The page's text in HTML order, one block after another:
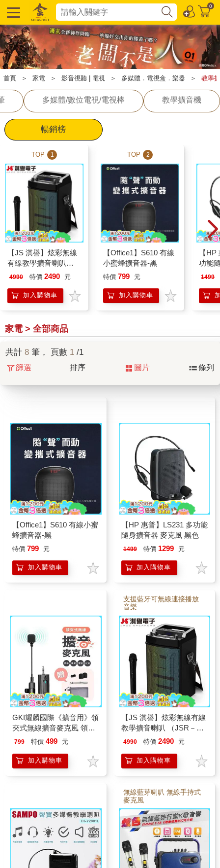
0
首頁 ＞ 家電 ＞ 影音視聽 | 電視 ＞ 多媒體．電視盒．樂器 ＞ 教學
多媒體/數位電視/電視棒 教學擴音機
暢銷榜
TOP 1
【JS 淇譽】炫彩無線
有線教學擴音喇叭
（JSR－10）
4990 特價 2490 元
加入購物車
TOP 2
【Office1】S610 有線
小蜜蜂擴音器-黑
特價 799 元
加入購物車
【
功能
風 黑
1499
家電 > 全部商品
共計 8 筆， 頁數 1 /1
篩選 排序 圖片 條列
【Office1】S610 有線小蜜
蜂擴音器-黑
特價 799 元
加入購物車
【HP 惠普】LS231 多功能
隨身擴音器 麥克風 黑色
1499 特價 1299 元
加入購物車
GKI耀麟國際《擴音用》領
夾式無線擴音麥克風 領夾
+手持 擴音教學神器 麥克
799 特價 499 元
加入購物車
支援藍牙可無線連接播放
音樂
【JS 淇譽】炫彩無線有線
教學擴音喇叭 （JSR－
10）
4990 特價 2490 元
加入購物車
無線藍芽喇叭 無線手持式
麥克風